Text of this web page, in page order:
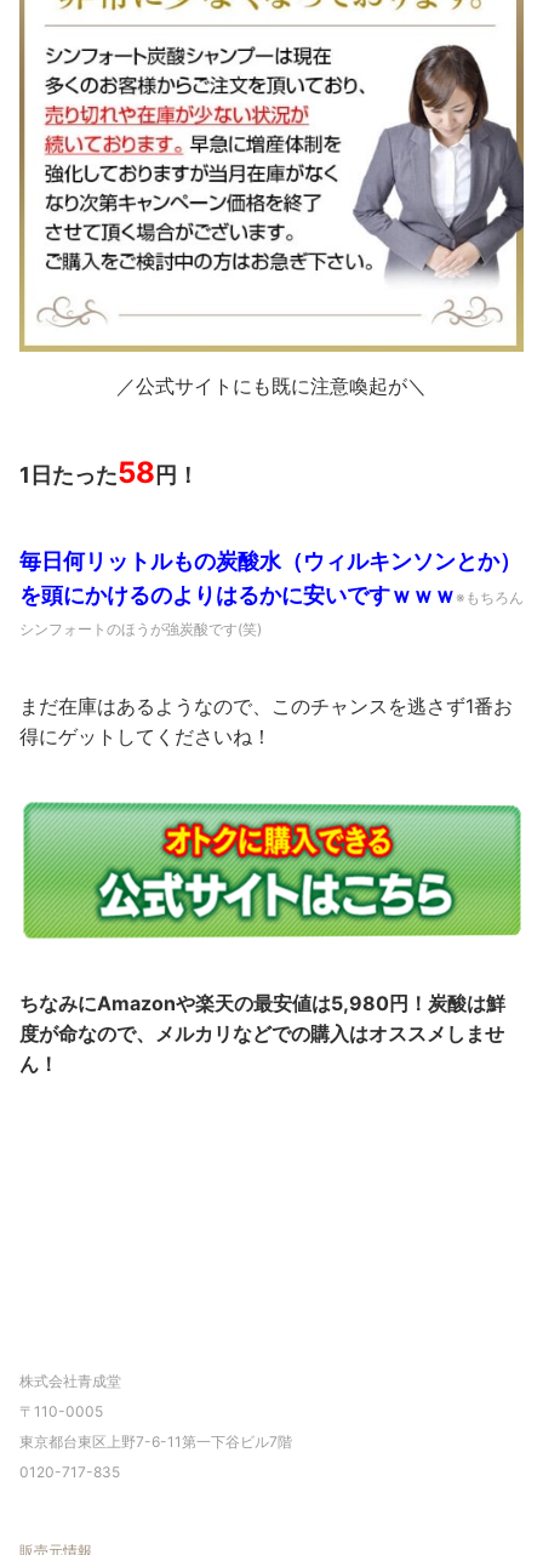
／公式サイトにも既に注意喚起が＼
1日たった58 円！
毎日何リットルもの炭酸水（ウィルキンソンとか）
を頭にかけるのよりはるかに安いですｗｗｗ ※もちろん
シンフォートのほうが強炭酸です(笑)
まだ在庫はあるようなので、このチャンスを逃さず1番お
得にゲットしてくださいね！
ちなみにAmazonや楽天の最安値は5,980円！炭酸は鮮
度が命なので、メルカリなどでの購入はオススメしませ
ん！
株式会社青成堂
〒110-0005
東京都台東区上野7-6-11第一下谷ビル7階
0120-717-835
販売元情報